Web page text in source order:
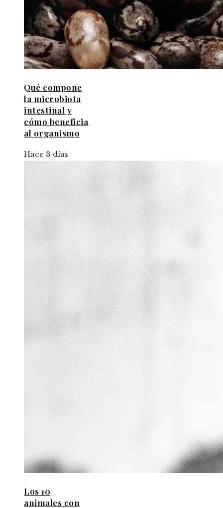
Qué compone
la microbiota
intestinal y
cómo beneficia
al organismo
Hace 3 días
Los 10
animales con